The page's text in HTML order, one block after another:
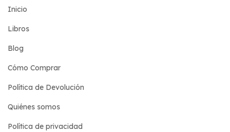
Inicio
Libros
Blog
Cómo Comprar
Política de Devolución
Quiénes somos
Política de privacidad